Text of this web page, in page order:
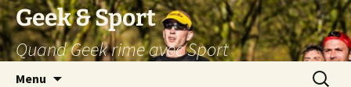
Aller
au
contenu
Geek & Sport
Quand Geek rime avec Sport
Menu